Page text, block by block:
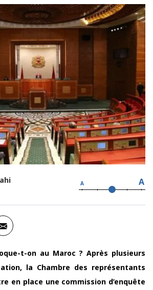
A A
t-on au Maroc ? Après plusieurs
la Chambre des représentants
en place une commission d’enquête